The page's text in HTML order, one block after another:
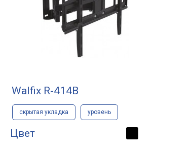
Walfix R-414B
скрытая укладка уровень
Цвет